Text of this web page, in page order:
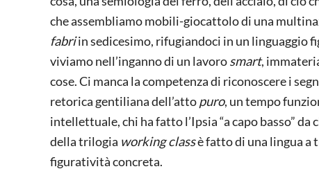
che assembliamo mobili-giocattolo di una
fabriin sedicesimo, rifugiandoci in un linguaggio
viviamo nell’inganno di un lavorosmart,
cose. Ci manca la competenza di riconoscere i
retorica gentiliana dell’attopuro, un tempo
intellettuale, chi ha fatto l’Ipsia “a capo basso”
della trilogia working classè fatto di una lingua a
figuratività concreta.